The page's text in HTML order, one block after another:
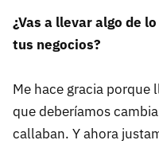
¿Vas a llevar algo de
tus negocios?
Me hace gracia porque
que deberíamos
callaban. Y ahora